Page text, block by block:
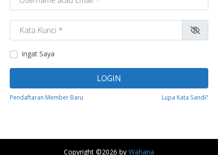
Kata Kunci
Ingat Saya
LOGIN
Pendaftaran Member Baru Lupa Kata Sandi?
Copyright ©2026 by Wahana